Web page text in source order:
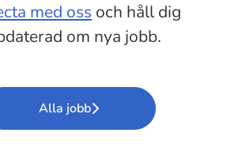
med oss och håll dig
om nya jobb.
Alla jobb